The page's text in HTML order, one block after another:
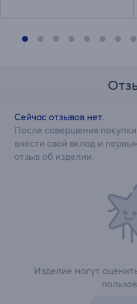
Изделие могут
Сейчас отзывов нет.
После совершения
внести свой вклад и
отзыв об изделии.